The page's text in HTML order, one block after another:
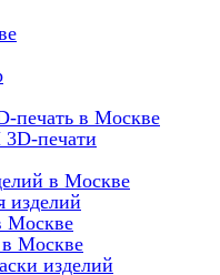
печать в Москве
печати
в Москве
изделий
Москве
в Москве
изделий